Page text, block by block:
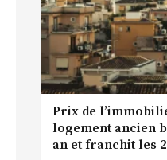
Prix de
logement ancien
an et franchit les